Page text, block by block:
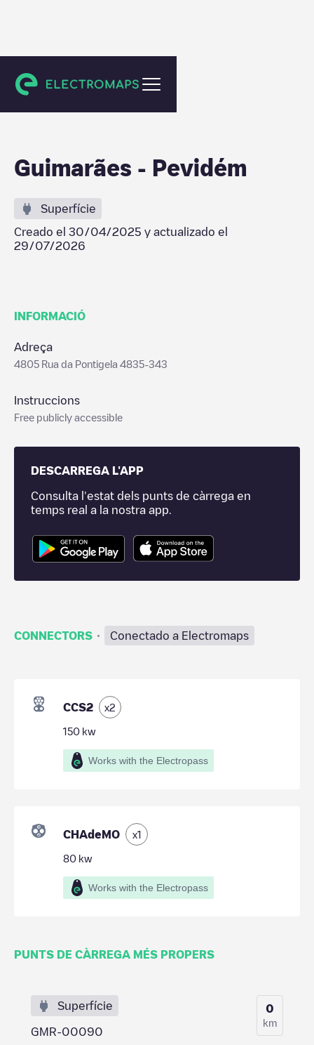
São Jorge de Selho
Guimarães - Pevidém
Superfície
Creado el 30/04/2025 y actualizado el
29/07/2026
INFORMACIÓ
Adreça
4805 Rua da Pontigela 4835-343
Instruccions
Free publicly accessible
DESCARREGA L'APP
Consulta l'estat dels punts de càrrega en
temps real a la nostra app.
CONNECTORS · Conectado a Electromaps
CCS2 x2
150 kw
Works with the Electropass
CHAdeMO x1
80 kw
Works with the Electropass
PUNTS DE CÀRREGA MÉS PROPERS
Superfície
GMR-00090
0
km